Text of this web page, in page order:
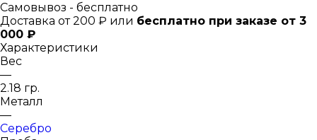
Самовывоз - бесплатно
Доставка от 200 ₽ или бесплатно при заказе от 3
000 ₽
Характеристики
Вес
—
2.18 гр.
Металл
—
Серебро